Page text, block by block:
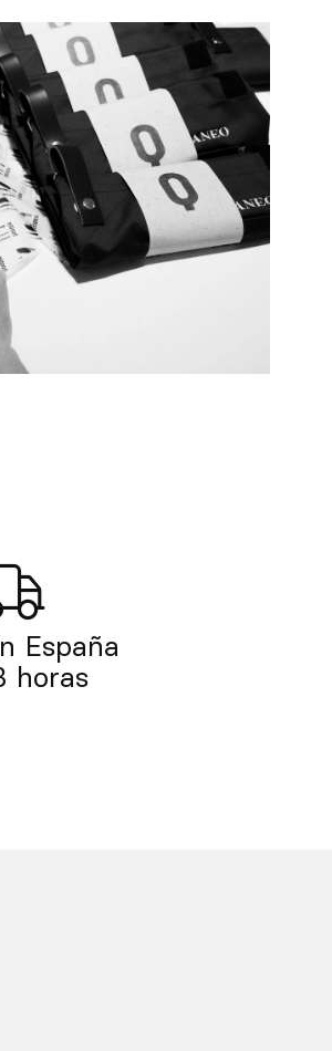
España
horas